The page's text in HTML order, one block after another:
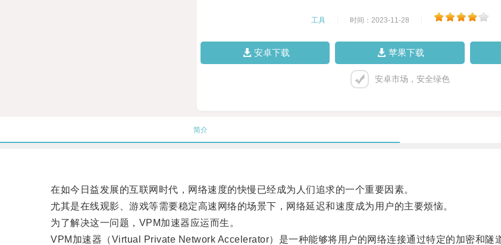
工具 时间：2023-11-28
安卓下载 苹果下载
安卓市场，安全绿色
简介
在如今日益发展的互联网时代，网络速度的快慢已经成为人们追求的一个重要因素。
尤其是在线观影、游戏等需要稳定高速网络的场景下，网络延迟和速度成为用户的主要烦恼。
为了解决这一问题，VPM加速器应运而生。
VPM加速器（Virtual Private Network Accelerator）是一种能够将用户的网络连接通过特定的加密和隧